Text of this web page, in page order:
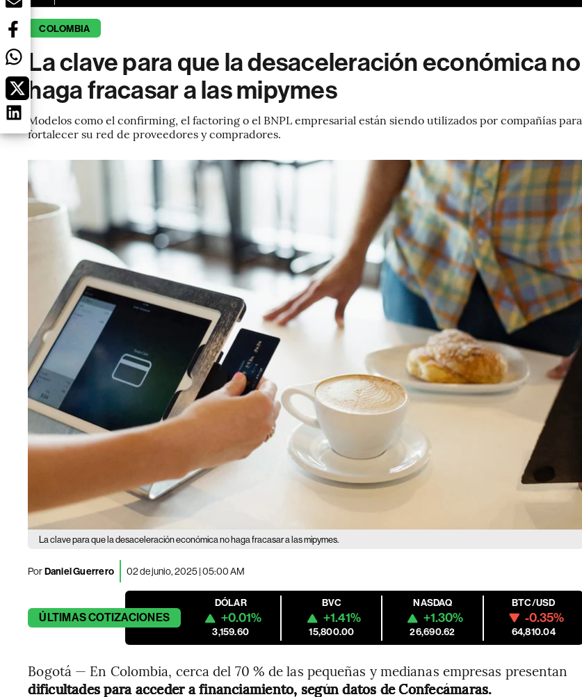
COLOMBIA
La clave para que la desaceleración económica no
haga fracasar a las mipymes
Modelos como el confirming, el factoring o el BNPL empresarial están siendo utilizados por compañías para
fortalecer su red de proveedores y compradores.
La clave para que la desaceleración económica no haga fracasar a las mipymes.
PorDaniel Guerrero 02 de junio, 2025 | 05:00 AM
ÚLTIMASCOTIZACIONES
DÓLAR
+0.01%
3,159.60
BVC
+1.41%
15,800.00
NASDAQ
+1.30%
26,690.62
BTC/USD
-0.35%
64,810.04
Bogotá — En Colombia, cerca del 70 % de las pequeñas y medianas empresas presentan
dificultades para acceder a financiamiento, según datos de Confecámaras.